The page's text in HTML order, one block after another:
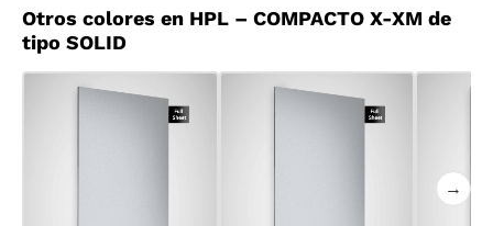
Otros colores en HPL – COMPACTO X-XM de
tipo SOLID
→